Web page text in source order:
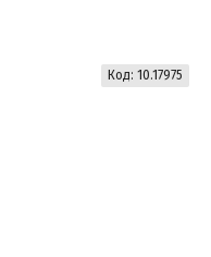
Код: 10.17975